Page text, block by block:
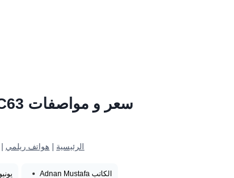
سعر و مواصفات Realme C63 مميزات والعيوب ريلمي C63
الرئيسية هواتف ريلمي
الكاتب Adnan Mustafa يونيو 5, 2024 5:40 م